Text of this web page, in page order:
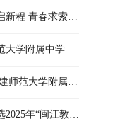
福建师范大学附属中学：书香润德启新程 青春求索话阅读
福建省系列音乐教育活动在福建师范大学附属中学圆满落幕
赓续红色血脉 共谱教育新篇——福建师范大学附属中学隆重举行“七一”表彰暨庆祝活动
福建师范大学附属中学周成老师入选2025年“闽江教育领军人才”闽江教学名师